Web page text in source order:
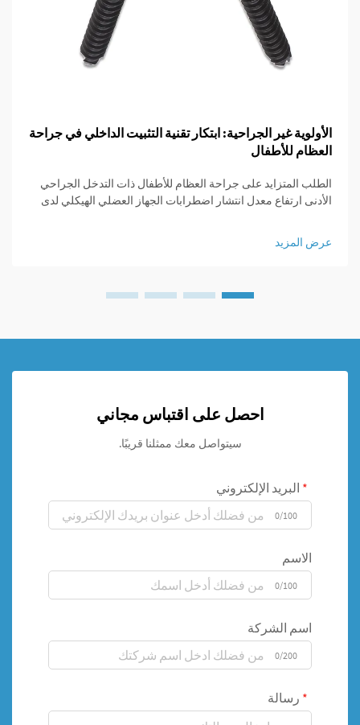
الأولوية غير الجراحية: ابتكار تقنية التثبيت الداخلي في جراحة
العظام للأطفال
الطلب المتزايد على جراحة العظام للأطفال ذات التدخل الجراحي
الأدنى ارتفاع معدل انتشار اضطرابات الجهاز العضلي الهيكلي لدى
تتعلق بالجهاز العضلي الهيكلي على مدى العقد الماضي أو ما يقارب.
من ضمن الحالات نجد مثل ...
عرض المزيد
احصل على اقتباس مجاني
سيتواصل معك ممثلنا قريبًا.
البريد الإلكتروني
0/100
الاسم
0/100
اسم الشركة
0/200
رسالة